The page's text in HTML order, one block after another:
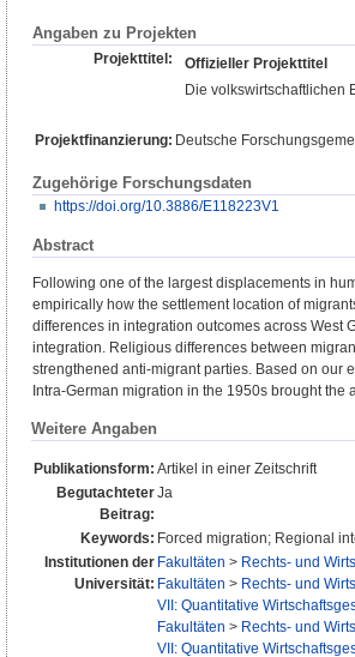
Angaben zu Projekten
Projekttitel: Offizieller Projekttitel
Die volkswirtschaftlichen
Projektfinanzierung: Deutsche
Zugehörige Forschungsdaten
https://doi.org/10.3886/E118223V1
Abstract
Following one of the largest displacements in
empirically how the settlement location of
differences in integration outcomes across West
integration. Religious differences between
strengthened anti-migrant parties. Based on our
Intra-German migration in the 1950s brought the
Weitere Angaben
Publikationsform: Artikel in einer Zeitschrift
Begutachteter
Beitrag:
Ja
Keywords: Forced migration; Regional
Institutionen der
Universität:
Fakultäten > Rechts- und
Fakultäten > Rechts- und
VII: Quantitative
Fakultäten > Rechts- und
VII: Quantitative